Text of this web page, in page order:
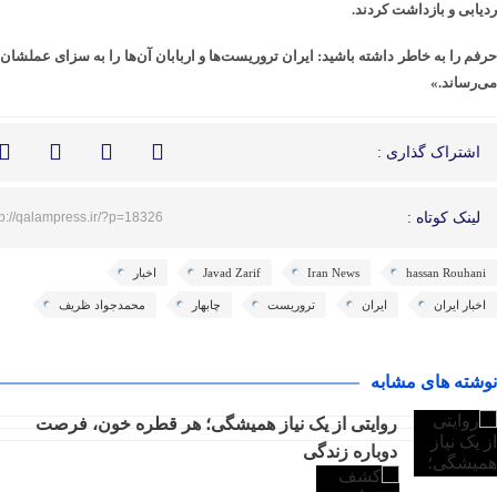
ردیابی و بازداشت کردند.
حرفم را به خاطر داشته باشید: ایران تروریست‌ها و اربابان آن‌ها را به سزای عملشان
می‌رساند.»
اشتراک گذاری :
لینک کوتاه : qalampress.ir/?p=18326
hassan Rouhani
Iran News
Javad Zarif اخبار
اخبار ایران ایران تروریست چابهار محمدجواد ظریف
نوشته های مشابه
روایتی از یک نیاز همیشگی؛ هر قطره خون، فرصت
دوباره زندگی